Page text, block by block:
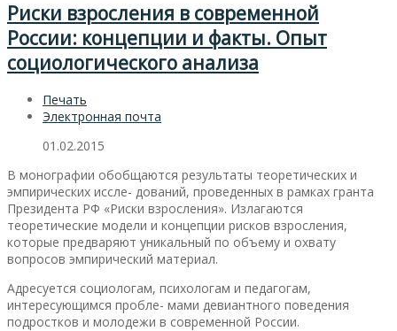
Риски взросления в современной
России: концепции и факты. Опыт
социологического анализа
Печать
Электронная почта
01.02.2015
В монографии обобщаются результаты теоретических и
эмпирических иссле- дований, проведенных в рамках гранта
Президента РФ «Риски взросления». Излагаются
теоретические модели и концепции рисков взросления,
которые предваряют уникальный по объему и охвату
вопросов эмпирический материал.
Адресуется социологам, психологам и педагогам,
интересующимся пробле- мами девиантного поведения
подростков и молодежи в современной России.